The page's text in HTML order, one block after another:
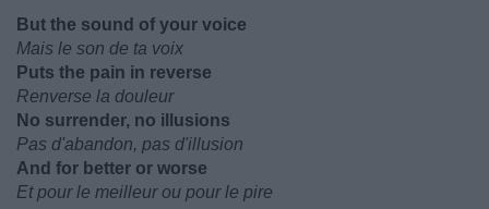
But the sound of your voice
Mais le son de ta voix
Puts the pain in reverse
Renverse la douleur
No surrender, no illusions
Pas d'abandon, pas d'illusion
And for better or worse
Et pour le meilleur ou pour le pire